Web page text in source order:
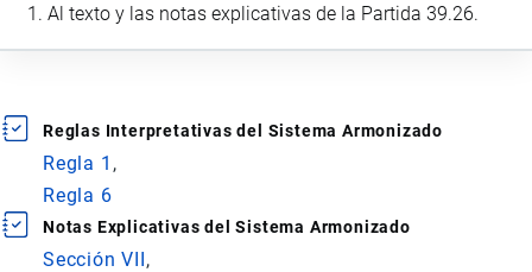
Al texto y las notas explicativas de la Partida 39.26.
Reglas Interpretativas del Sistema Armonizado
Regla 1
Regla 6
Notas Explicativas del Sistema Armonizado
Sección VII